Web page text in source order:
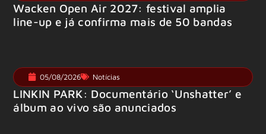
Wacken Open Air 2027: festival amplia
line-up e já confirma mais de 50 bandas
05/08/2026 Notícias
LINKIN PARK: Documentário ‘Unshatter’ e
álbum ao vivo são anunciados